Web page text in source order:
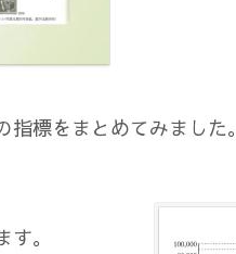
標をまとめてみました。
。